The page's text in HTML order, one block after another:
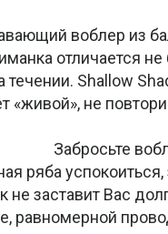
воблер из
отличается
Shallow
«живой», не
воблер,
ряба успокоиться,
заставит Вас
равномерной